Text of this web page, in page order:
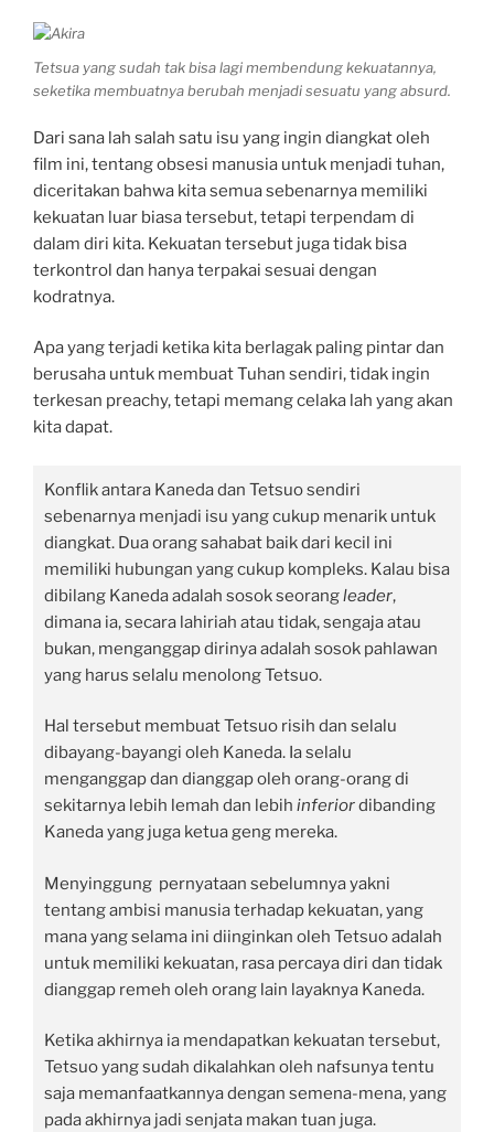
Tetsua yang sudah tak bisa lagi membendung kekuatannya,
seketika membuatnya berubah menjadi sesuatu yang absurd.
Dari sana lah salah satu isu yang ingin diangkat oleh
film ini, tentang obsesi manusia untuk menjadi tuhan,
diceritakan bahwa kita semua sebenarnya memiliki
kekuatan luar biasa tersebut, tetapi terpendam di
dalam diri kita. Kekuatan tersebut juga tidak bisa
terkontrol dan hanya terpakai sesuai dengan
kodratnya.
Apa yang terjadi ketika kita berlagak paling pintar dan
berusaha untuk membuat Tuhan sendiri, tidak ingin
terkesan preachy, tetapi memang celaka lah yang akan
kita dapat.
Konflik antara Kaneda dan Tetsuo sendiri
sebenarnya menjadi isu yang cukup menarik untuk
diangkat. Dua orang sahabat baik dari kecil ini
memiliki hubungan yang cukup kompleks. Kalau bisa
dibilang Kaneda adalah sosok seorangleader,
dimana ia, secara lahiriah atau tidak, sengaja atau
bukan, menganggap dirinya adalah sosok pahlawan
yang harus selalu menolong Tetsuo.
Hal tersebut membuat Tetsuo risih dan selalu
dibayang-bayangi oleh Kaneda. Ia selalu
menganggap dan dianggap oleh orang-orang di
sekitarnya lebih lemah dan lebih inferiordibanding
Kaneda yang juga ketua geng mereka.
Menyinggung pernyataan sebelumnya yakni
tentang ambisi manusia terhadap kekuatan, yang
mana yang selama ini diinginkan oleh Tetsuo adalah
untuk memiliki kekuatan, rasa percaya diri dan tidak
dianggap remeh oleh orang lain layaknya Kaneda.
Ketika akhirnya ia mendapatkan kekuatan tersebut,
Tetsuo yang sudah dikalahkan oleh nafsunya tentu
saja memanfaatkannya dengan semena-mena, yang
pada akhirnya jadi senjata makan tuan juga.